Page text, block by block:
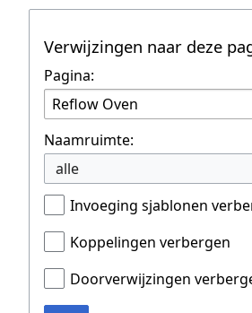
Verwijzingen naar deze
Pagina:
Naamruimte:
alle
Invoeging sjablonen
Koppelingen verbergen
Doorverwijzingen